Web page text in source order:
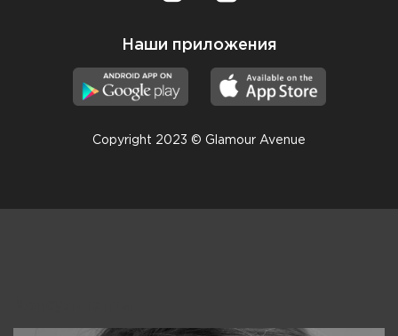
Наши приложения
Copyright 2023 © Glamour Avenue